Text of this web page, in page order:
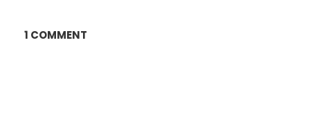
1 COMMENT